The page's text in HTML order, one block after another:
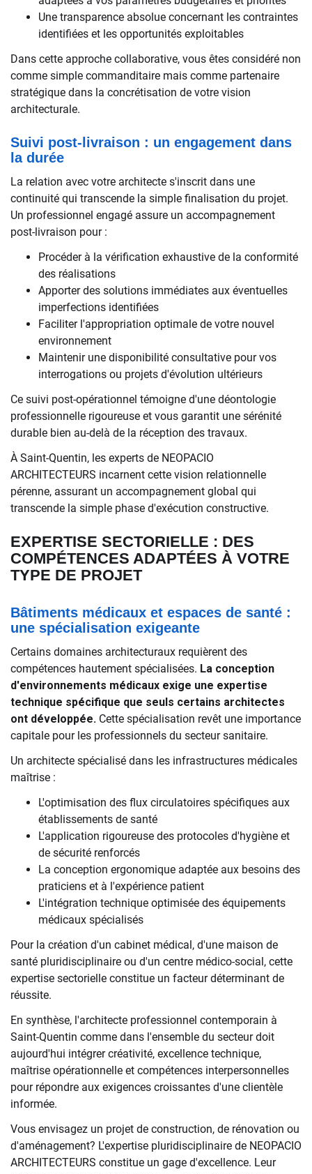
Une transparence absolue concernant les contraintes
identifiées et les opportunités exploitables
Dans cette approche collaborative, vous êtes considéré non
comme simple commanditaire mais comme partenaire
stratégique dans la concrétisation de votre vision
architecturale.
Suivi post-livraison : un engagement dans
la durée
La relation avec votre architecte s'inscrit dans une
continuité qui transcende la simple finalisation du projet.
Un professionnel engagé assure un accompagnement
post-livraison pour :
Procéder à la vérification exhaustive de la conformité
des réalisations
Apporter des solutions immédiates aux éventuelles
imperfections identifiées
Faciliter l'appropriation optimale de votre nouvel
environnement
Maintenir une disponibilité consultative pour vos
interrogations ou projets d'évolution ultérieurs
Ce suivi post-opérationnel témoigne d'une déontologie
professionnelle rigoureuse et vous garantit une sérénité
durable bien au-delà de la réception des travaux.
À Saint-Quentin, les experts de NEOPACIO
ARCHITECTEURS incarnent cette vision relationnelle
pérenne, assurant un accompagnement global qui
transcende la simple phase d'exécution constructive.
EXPERTISE SECTORIELLE : DES
COMPÉTENCES ADAPTÉES À VOTRE
TYPE DE PROJET
Bâtiments médicaux et espaces de santé :
une spécialisation exigeante
Certains domaines architecturaux requièrent des
compétences hautement spécialisées. La conception
d'environnements médicaux exige une expertise
technique spécifique que seuls certains architectes
ont développée. Cette spécialisation revêt une importance
capitale pour les professionnels du secteur sanitaire.
Un architecte spécialisé dans les infrastructures médicales
maîtrise :
L'optimisation des flux circulatoires spécifiques aux
établissements de santé
L'application rigoureuse des protocoles d'hygiène et
de sécurité renforcés
La conception ergonomique adaptée aux besoins des
praticiens et à l'expérience patient
L'intégration technique optimisée des équipements
médicaux spécialisés
Pour la création d'un cabinet médical, d'une maison de
santé pluridisciplinaire ou d'un centre médico-social, cette
expertise sectorielle constitue un facteur déterminant de
réussite.
En synthèse, l'architecte professionnel contemporain à
Saint-Quentin comme dans l'ensemble du secteur doit
aujourd'hui intégrer créativité, excellence technique,
maîtrise opérationnelle et compétences interpersonnelles
pour répondre aux exigences croissantes d'une clientèle
informée.
Vous envisagez un projet de construction, de rénovation ou
d'aménagement? L'expertise pluridisciplinaire de NEOPACIO
ARCHITECTEURS constitue un gage d'excellence. Leur